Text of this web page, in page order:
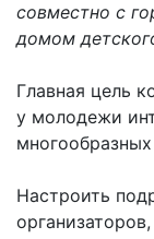
совместно с
домом
Главная цель
у молодежи
Настроить